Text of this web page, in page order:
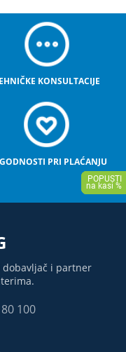
KONSULTACIJE
PRI PLAĆANJU
dobavljač i partner
100